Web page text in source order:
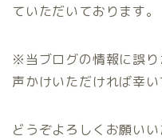
ていただいております。
※当ブログの情報に誤
声かけいただければ幸い
どうぞよろしくお願いい